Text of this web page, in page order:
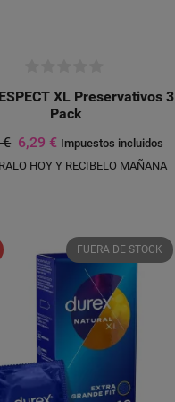
XL Preservativos 3
Pack
€ 6,29 € Impuestos incluidos
HOY Y RECIBELO MAÑANA
FUERA DE STOCK